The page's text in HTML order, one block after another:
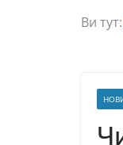
Ви тут: